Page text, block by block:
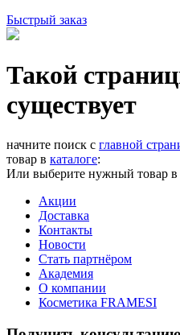
Быстрый заказ
Такой
существует
начните поиск с главной
товар в каталоге:
Или выберите нужный товар в
Акции
Доставка
Контакты
Новости
Стать партнёром
Академия
О компании
Косметика FRAMESI